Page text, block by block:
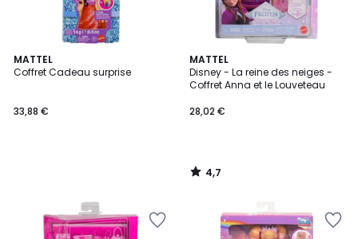
MATTEL
Coffret Cadeau surprise
33,88 €
MATTEL
Disney - La reine des neiges -
Coffret Anna et le Louveteau
28,02 €
4,7
/ 5
4,7
/